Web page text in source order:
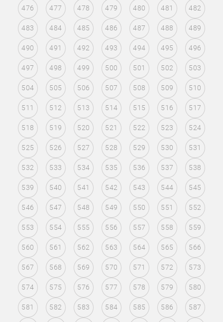
476 477 478 479 480 481 482
483 484 485 486 487 488 489
490 491 492 493 494 495 496
497 498 499 500 501 502 503
504 505 506 507 508 509 510
511 512 513 514 515 516 517
518 519 520 521 522 523 524
525 526 527 528 529 530 531
532 533 534 535 536 537 538
539 540 541 542 543 544 545
546 547 548 549 550 551 552
553 554 555 556 557 558 559
560 561 562 563 564 565 566
567 568 569 570 571 572 573
574 575 576 577 578 579 580
581 582 583 584 585 586 587